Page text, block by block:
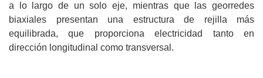
a lo largo de un solo eje, mientras que las georredes
biaxiales presentan una estructura de rejilla más
equilibrada, que proporciona electricidad tanto en
dirección longitudinal como transversal.